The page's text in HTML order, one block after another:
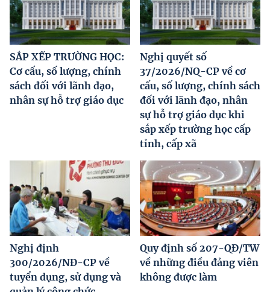
SẮP XẾP TRƯỜNG HỌC:
Cơ cấu, số lượng, chính
sách đối với lãnh đạo,
nhân sự hỗ trợ giáo dục
Nghị quyết số
37/2026/NQ-CP về cơ
cấu, số lượng, chính sách
đối với lãnh đạo, nhân
sự hỗ trợ giáo dục khi
sắp xếp trường học cấp
tỉnh, cấp xã
Nghị định
300/2026/NĐ-CP về
tuyển dụng, sử dụng và
Quy định số 207-QĐ/TW
về những điều đảng viên
không được làm